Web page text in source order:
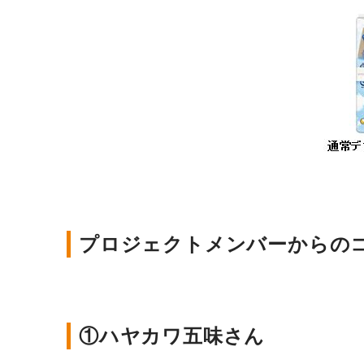
プロジェクトメンバーからの
①ハヤカワ五味さん